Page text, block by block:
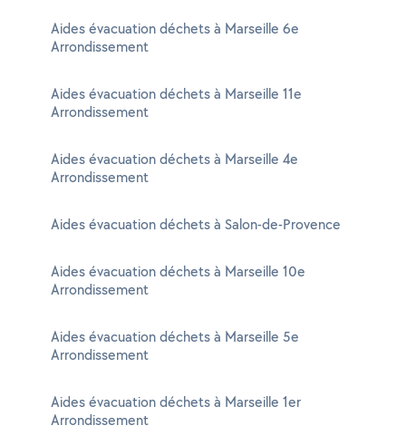
Aides évacuation déchets à Marseille 6e
Arrondissement
Aides évacuation déchets à Marseille 11e
Arrondissement
Aides évacuation déchets à Marseille 4e
Arrondissement
Aides évacuation déchets à Salon-de-Provence
Aides évacuation déchets à Marseille 10e
Arrondissement
Aides évacuation déchets à Marseille 5e
Arrondissement
Aides évacuation déchets à Marseille 1er
Arrondissement